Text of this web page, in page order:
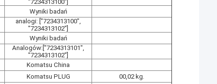
"7234313100"]
Wyniki badań
analogi: ["7234313100",
"7234313102"]
Wyniki badań
Analogów:["7234313101",
"7234313102"]
Komatsu China
Komatsu PLUG
00,02 kg.